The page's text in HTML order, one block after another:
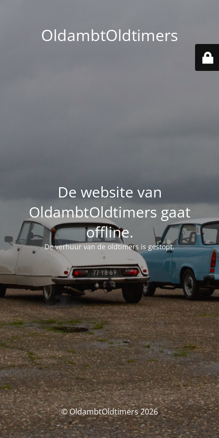
OldambtOldtimers
De website van
OldambtOldtimers gaat
offline.
De verhuur van de oldtimers is gestopt.
© OldambtOldtimers 2026